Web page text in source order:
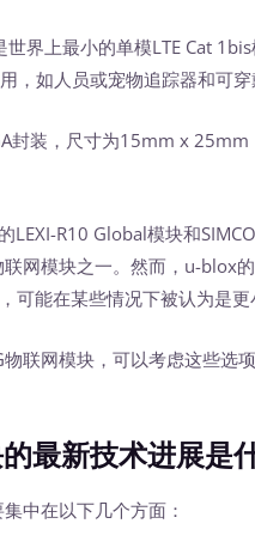
世界上最小的单模LTE Cat
如人员或宠物追踪器和可穿
封装，尺寸为15mm x 25mm
R10 Global模块和
网模块之一。然而，u-blox
能在某些情况下被认为是更
网模块，可以考虑这些选
新技术进展是
中在以下几个方面：